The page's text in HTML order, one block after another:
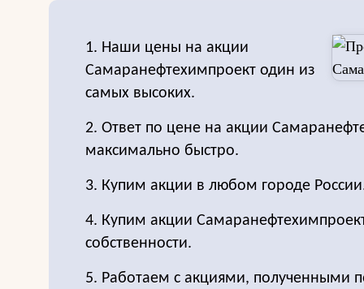
1. Наши цены на акции
Самаранефтехимпроект один из
самых высоких.
2. Ответ по цене на акции
максимально быстро.
3. Купим акции в любом городе
4. Купим акции
собственности.
5. Работаем с акциями, полученными